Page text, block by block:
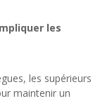
les
les supérieurs
maintenir un